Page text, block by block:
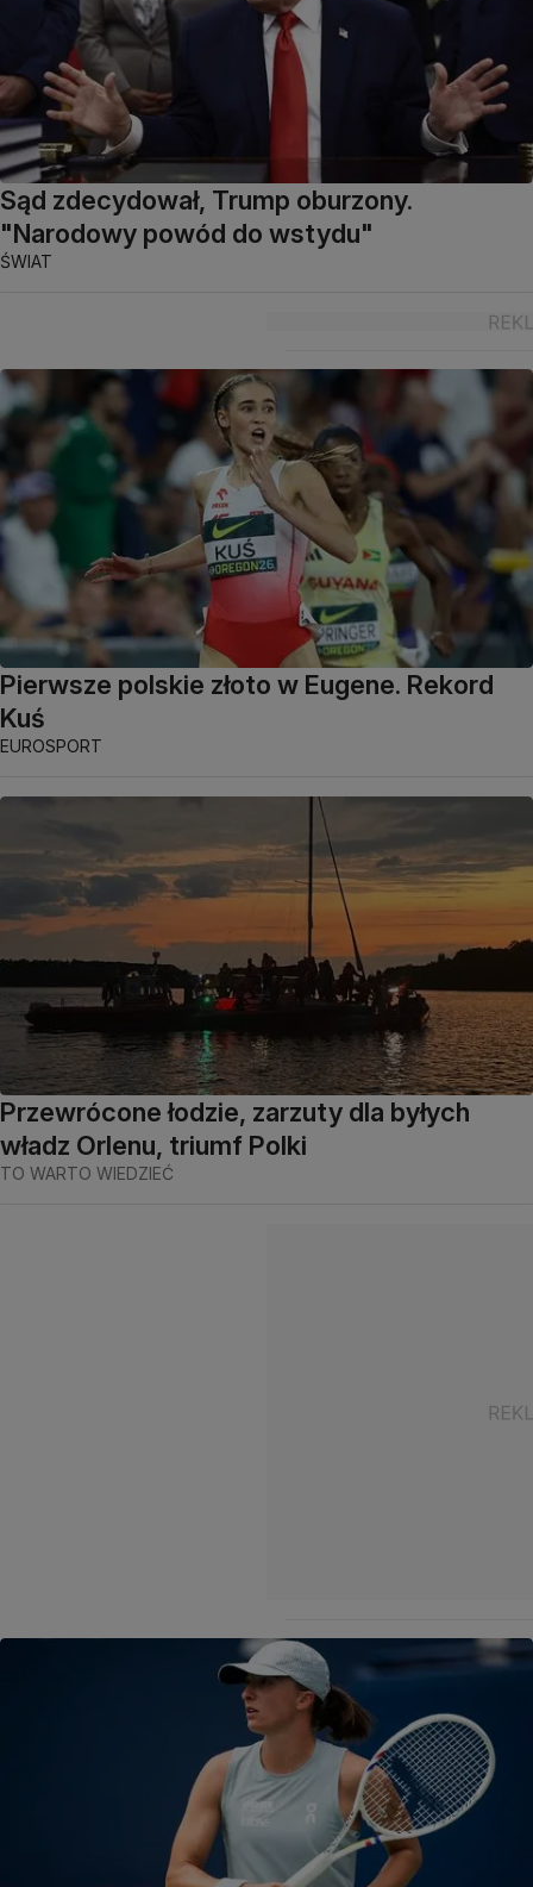
Sąd zdecydował, Trump oburzony.
"Narodowy powód do wstydu"
ŚWIAT
Pierwsze polskie złoto w Eugene. Rekord
Kuś
EUROSPORT
Przewrócone łodzie, zarzuty dla byłych
władz Orlenu, triumf Polki
TO WARTO WIEDZIEĆ